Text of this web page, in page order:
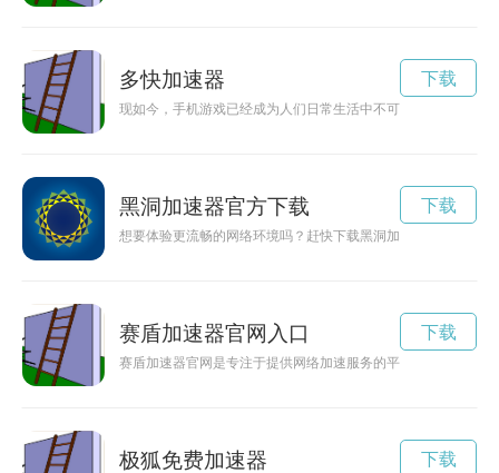
多快加速器
现如今，手机游戏已经成为人们日常生活中不可或缺的一部分
下载
黑洞加速器官方下载
想要体验更流畅的网络环境吗？赶快下载黑洞加速器官方版本，
下载
赛盾加速器官网入口
赛盾加速器官网是专注于提供网络加速服务的平台，为用户提
下载
极狐免费加速器 下载